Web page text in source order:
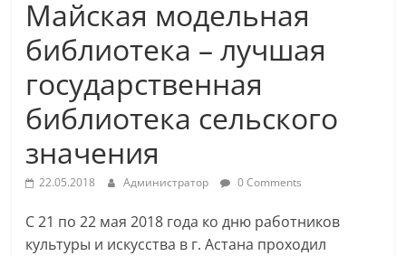
Беимбета
Майлина
Майская модельная
библиотека – лучшая
государственная
библиотека сельского
значения
22.05.2018 Администратор 0 Comments
С 21 по 22 мая 2018 года ко дню работников
культуры и искусства в г. Астана проходил